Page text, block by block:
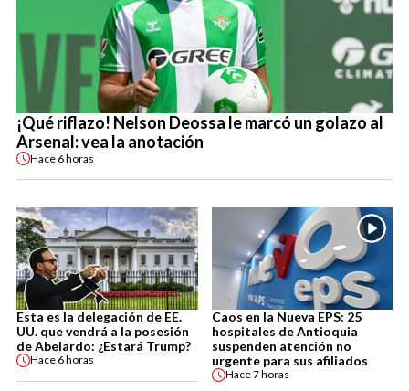
¡Qué riflazo! Nelson Deossa le marcó un golazo al
Arsenal: vea la anotación
Hace 6 horas
Esta es la delegación de EE.
UU. que vendrá a la posesión
de Abelardo: ¿Estará Trump?
Hace 6 horas
Caos en la Nueva EPS: 25
hospitales de Antioquia
suspenden atención no
urgente para sus afiliados
Hace7 horas